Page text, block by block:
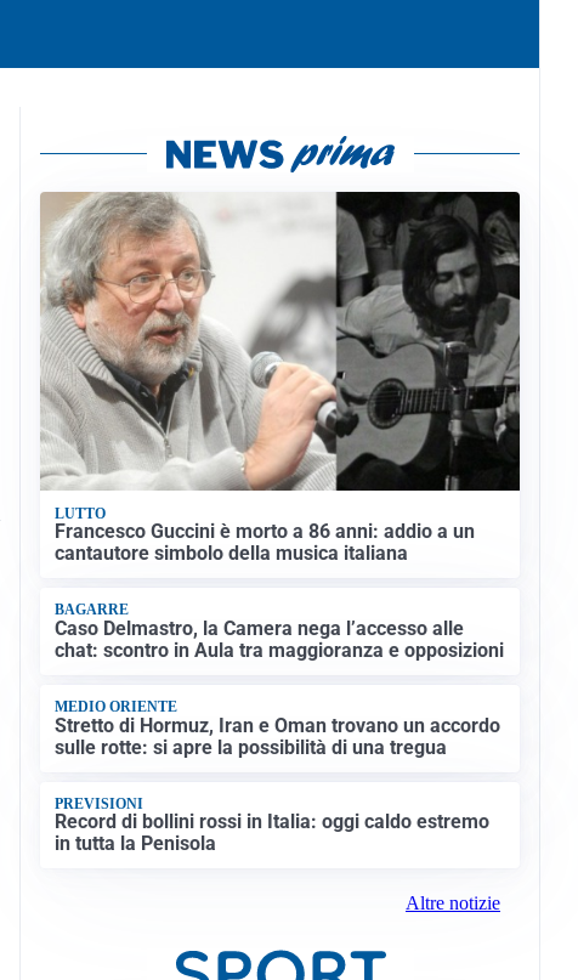
LUTTO
Francesco Guccini è morto a 86 anni: addio a un
cantautore simbolo della musica italiana
BAGARRE
Caso Delmastro, la Camera nega l’accesso alle
chat: scontro in Aula tra maggioranza e opposizioni
MEDIO ORIENTE
Stretto di Hormuz, Iran e Oman trovano un accordo
sulle rotte: si apre la possibilità di una tregua
PREVISIONI
Record di bollini rossi in Italia: oggi caldo estremo
in tutta la Penisola
Altre notizie